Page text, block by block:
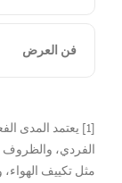
فن العرض
[1] يعتمد المدى
الفردي، والظروف
مثل تكييف الهواء،